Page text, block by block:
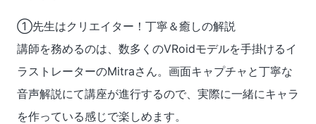
①先生はクリエイター！丁寧＆癒しの解説
講師を務めるのは、数多くのVRoidモデルを手掛けるイ
ラストレーターのMitraさん。画面キャプチャと丁寧な
音声解説にて講座が進行するので、実際に一緒にキャラ
を作っている感じで楽しめます。